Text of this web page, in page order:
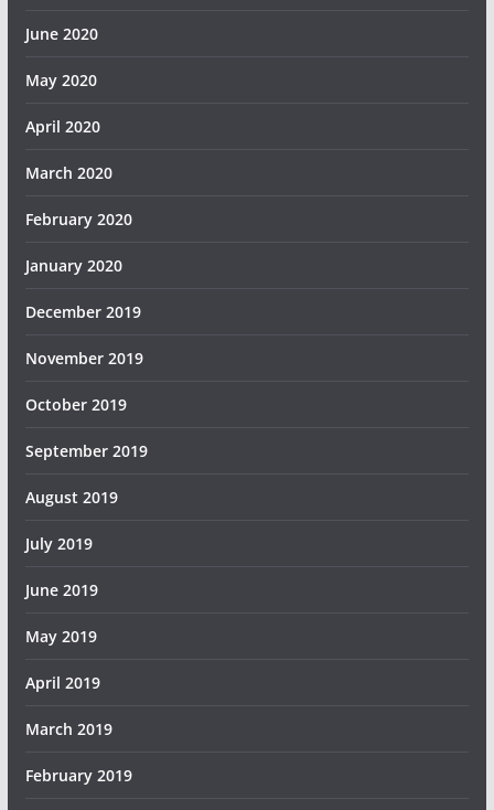
June 2020
May 2020
April 2020
March 2020
February 2020
January 2020
December 2019
November 2019
October 2019
September 2019
August 2019
July 2019
June 2019
May 2019
April 2019
March 2019
February 2019